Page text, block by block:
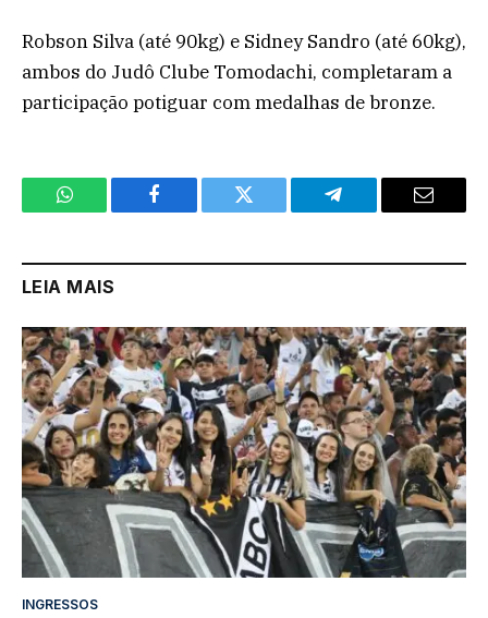
Robson Silva (até 90kg) e Sidney Sandro (até 60kg),
ambos do Judô Clube Tomodachi, completaram a
participação potiguar com medalhas de bronze.
WhatsApp Facebook Twitter Telegram Email
LEIA MAIS
INGRESSOS